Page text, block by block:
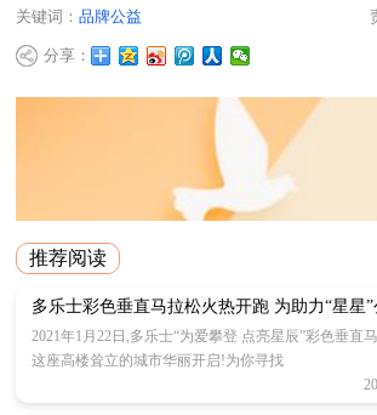
关键词：品牌公益
分享：
推荐阅读
多乐士彩色垂直马拉松火热开跑 为助力“星星”
2021年1月22日,多乐士“为爱攀登 点亮星辰”彩色垂直
这座高楼耸立的城市华丽开启!为你寻找